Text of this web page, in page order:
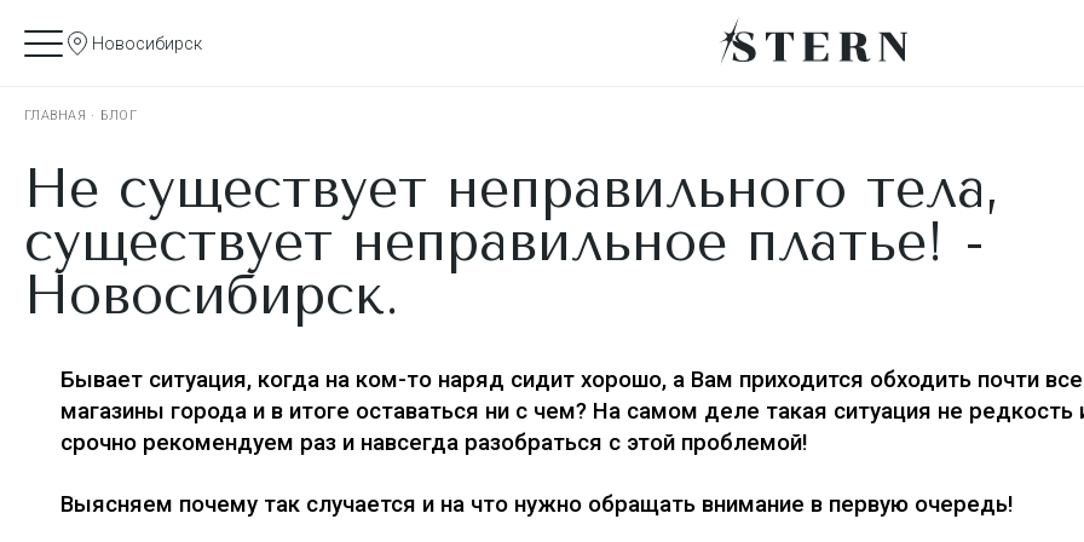
Новосибирск
ГЛАВНАЯ · БЛОГ
Не существует неправильного тела,
существует неправильное платье! -
Новосибирск.
Бывает ситуация, когда на ком-то наряд сидит хорошо, а Вам приходится обходить почти все
магазины города и в итоге оставаться ни с чем? На самом деле такая ситуация не
срочно рекомендуем раз и навсегда разобраться с этой проблемой!
Выясняем почему так случается и на что нужно обращать внимание в первую очередь!